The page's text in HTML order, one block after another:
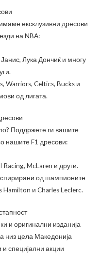
ексклузивни дресови
на NBA:
Лука Дончиќ и многу
Warriors, Celtics, Bucks и
од лигата.
Поддржете ги вашите
нашите F1 дресови:
Racing, McLaren и други.
од шампионите
Hamilton и Charles Leclerc.
и оригинални изданија
низ цела Македонија
специјални акции